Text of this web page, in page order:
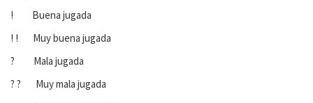
! Buena jugada
! ! Muy buena jugada
? Mala jugada
? ? Muy mala jugada